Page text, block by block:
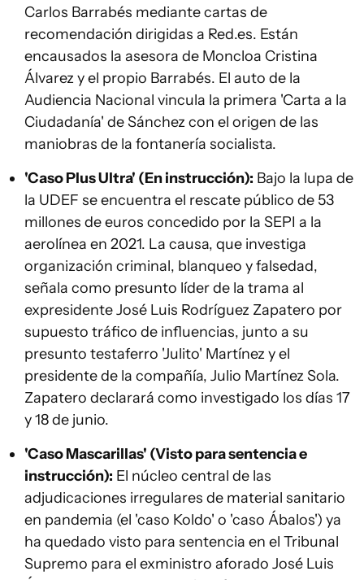
Carlos Barrabés mediante cartas de
recomendación dirigidas a Red.es. Están
encausados la asesora de Moncloa Cristina
Álvarez y el propio Barrabés. El auto de la
Audiencia Nacional vincula la primera 'Carta a la
Ciudadanía' de Sánchez con el origen de las
maniobras de la fontanería socialista.
'Caso Plus Ultra' (En instrucción): Bajo la lupa de
la UDEF se encuentra el rescate público de 53
millones de euros concedido por la SEPI a la
aerolínea en 2021. La causa, que investiga
organización criminal, blanqueo y falsedad,
señala como presunto líder de la trama al
expresidente José Luis Rodríguez Zapatero por
supuesto tráfico de influencias, junto a su
presunto testaferro 'Julito' Martínez y el
presidente de la compañía, Julio Martínez Sola.
Zapatero declarará como investigado los días 17
y 18 de junio.
'Caso Mascarillas' (Visto para sentencia e
instrucción): El núcleo central de las
adjudicaciones irregulares de material sanitario
en pandemia (el 'caso Koldo' o 'caso Ábalos') ya
ha quedado visto para sentencia en el Tribunal
Supremo para el exministro aforado José Luis